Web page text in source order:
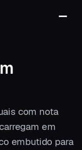
com nota
em
embutido para